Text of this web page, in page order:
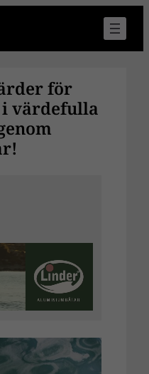
för
värdefulla